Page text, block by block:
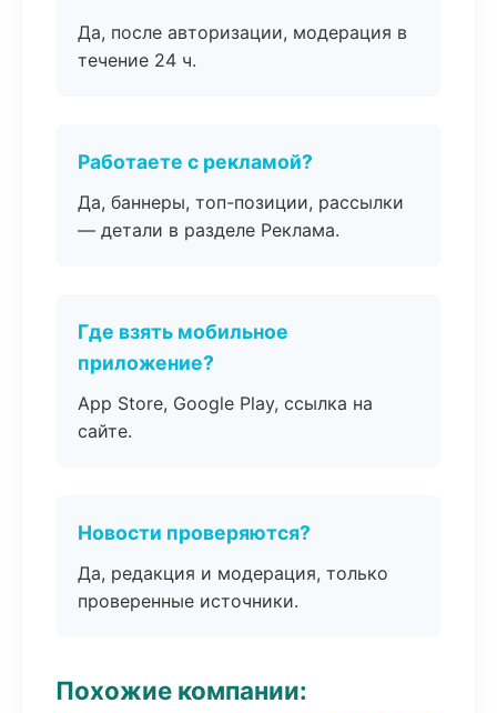
Да, после авторизации, модерация в
течение 24 ч.
Работаете с рекламой?
Да, баннеры, топ-позиции, рассылки
— детали в разделе Реклама.
Где взять мобильное
приложение?
App Store, Google Play, ссылка на
сайте.
Новости проверяются?
Да, редакция и модерация, только
проверенные источники.
Похожие компании: